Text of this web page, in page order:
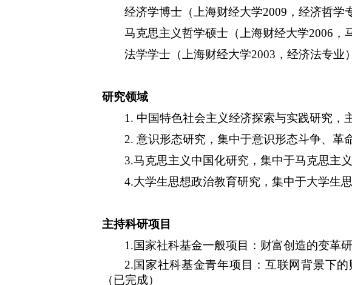
经济学博士（上海财经大学2009 ，经济哲学
马克思主义哲学硕士（上海财经大学2006 ，
法学学士（上海财经大学2003 ，经济法专业）
研究领域
1. 中国特色社会主义经济探索与实践研究，
2. 意识形态研究，集中于意识形态斗争、革
3.马克思主义中国化研究，集中于马克思主
4.大学生思想政治教育研究，集中于大学生
主持科研项目
1.国家社科基金一般项目：财富创造的变革
2.国家社科基金青年项目：互联网背景下
（已完成）